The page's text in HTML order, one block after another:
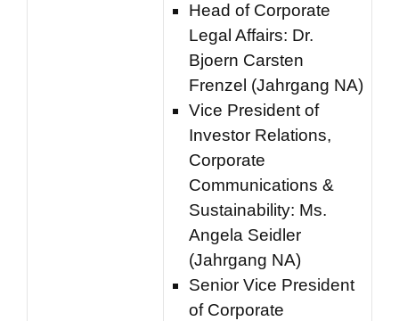
Head of Corporate
Legal Affairs: Dr.
Bjoern Carsten
Frenzel (Jahrgang NA)
Vice President of
Investor Relations,
Corporate
Communications &
Sustainability: Ms.
Angela Seidler
(Jahrgang NA)
Senior Vice President
of Corporate